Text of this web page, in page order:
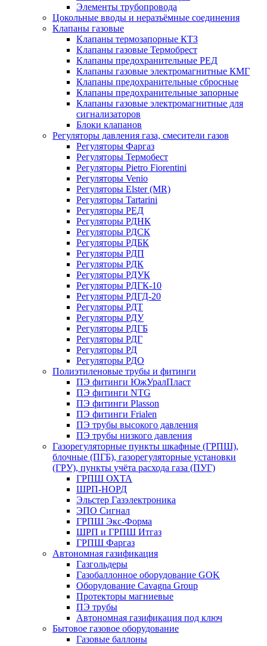
Элементы трубопровода
Цокольные вводы и неразъёмные соединения
Клапаны газовые
Клапаны термозапорные КТЗ
Клапаны газовые Термобрест
Клапаны предохранительные РЕД
Клапаны газовые электромагнитные КМГ
Клапаны предохранительные сбросные
Клапаны предохранительные запорные
Клапаны газовые электромагнитные для
сигнализаторов
Блоки клапанов
Регуляторы давления газа, смесители газов
Регуляторы Фаргаз
Регуляторы Термобест
Регуляторы Pietro Fiorentini
Регуляторы Venio
Регуляторы Elster (MR)
Регуляторы Tartarini
Регуляторы РЕД
Регуляторы РДНК
Регуляторы РДСК
Регуляторы РДБК
Регуляторы РДП
Регуляторы РДК
Регуляторы РДУК
Регуляторы РДГК-10
Регуляторы РДГД-20
Регуляторы РДТ
Регуляторы РДУ
Регуляторы РДГБ
Регуляторы РДГ
Регуляторы РД
Регуляторы РДО
Полиэтиленовые трубы и фитинги
ПЭ фитинги ЮжУралПласт
ПЭ фитинги NTG
ПЭ фитинги Plasson
ПЭ фитинги Frialen
ПЭ трубы высокого давления
ПЭ трубы низкого давления
Газорегуляторные пункты шкафные (ГРПШ),
блочные (ПГБ), газорегуляторные установки
(ГРУ), пункты учёта расхода газа (ПУГ)
ГРПШ ОХТА
ШРП-НОРД
Эльстер Газэлектроника
ЭПО Сигнал
ГРПШ Экс-Форма
ШРП и ГРПШ Итгаз
ГРПШ Фаргаз
Автономная газификация
Газгольдеры
Газобаллонное оборудование GOK
Оборудование Cavagna Group
Протекторы магниевые
ПЭ трубы
Автономная газификация под ключ
Бытовое газовое оборудование
Газовые баллоны